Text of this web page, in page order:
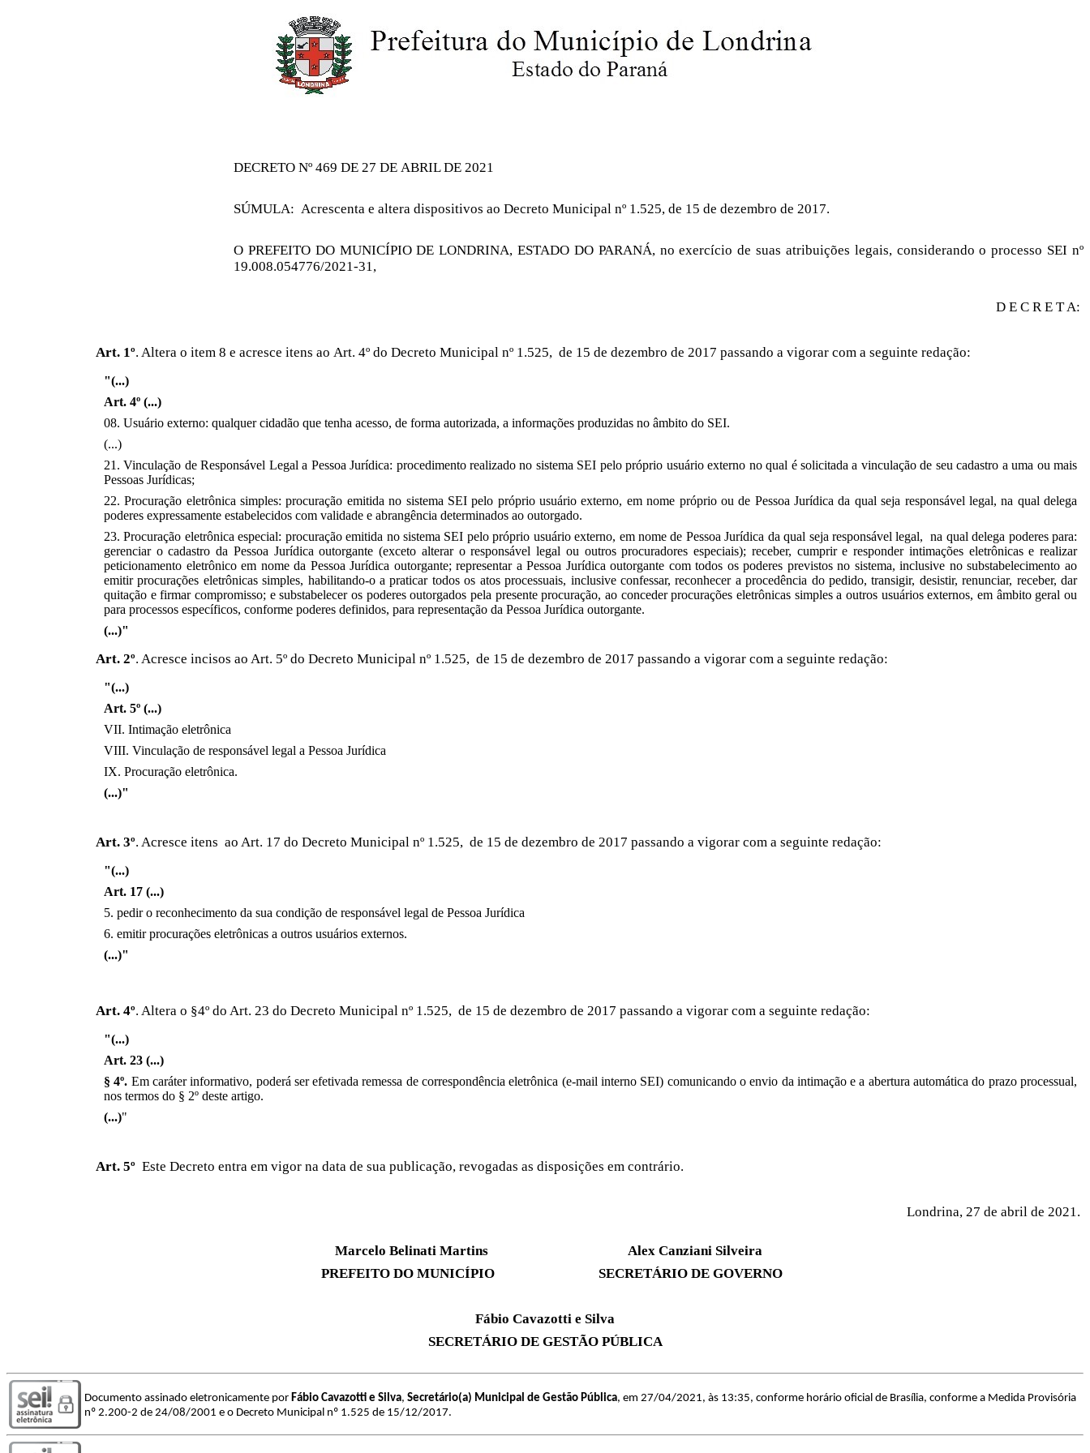
DECRETO Nº 469 DE 27 DE ABRILDE 2021
SÚMULA: Acrescenta e altera dispositivos ao Decreto Municipal nº 1.525, de 15 de dezembro de 2017.
O PREFEITO DO MUNICÍPIO DE LONDRINA, ESTADO DO PARANÁ, no exercício de suas atribuições legais, considerando o processo SEI nº
19.008.054776/2021-31,
D E C R E T A:
Art. 1º. Altera o item 8 e acresce itens ao Art. 4º do Decreto Municipal nº 1.525, de 15 de dezembro de 2017 passando a vigorar com a seguinte redação:
"(...)
Art. 4º (...)
08. Usuário externo: qualquer cidadão que tenha acesso, de forma autorizada, a informações produzidas no âmbito do SEI.
(...)
21. Vinculação de Responsável Legal a Pessoa Jurídica: procedimento realizado no sistema SEI pelo próprio usuário externo no qual é solicitada a vinculação de seu cadastro a uma ou mais
Pessoas Jurídicas;
22. Procuração eletrônica simples: procuração emitida no sistema SEI pelo próprio usuário externo, em nome próprio ou de Pessoa Jurídica da qual seja responsável legal, na qual delega
poderes expressamente estabelecidos com validade e abrangência determinados ao outorgado.
23. Procuração eletrônica especial: procuração emitida no sistema SEI pelo próprio usuário externo, em nome de Pessoa Jurídica da qual seja responsável legal, na qual delega poderes para:
gerenciar o cadastro da Pessoa Jurídica outorgante (exceto alterar o responsável legal ou outros procuradores especiais); receber, cumprir e responder intimações eletrônicas e realizar
peticionamento eletrônico em nome da Pessoa Jurídica outorgante; representar a Pessoa Jurídica outorgante com todos os poderes previstos no sistema, inclusive no substabelecimento ao
emitir procurações eletrônicas simples, habilitando-o a praticar todos os atos processuais, inclusive confessar, reconhecer a procedência do pedido, transigir, desistir, renunciar, receber, dar
quitação e firmar compromisso; e substabelecer os poderes outorgados pela presente procuração, ao conceder procurações eletrônicas simples a outros usuários externos, em âmbito geral ou
para processos específicos, conforme poderes definidos, para representação da Pessoa Jurídica outorgante.
(...)"
Art. 2º. Acresce incisos ao Art. 5º do Decreto Municipal nº 1.525, de 15 de dezembro de 2017 passando a vigorar com a seguinte redação:
"(...)
Art. 5º (...)
VII. Intimação eletrônica
VIII. Vinculação de responsável legal a Pessoa Jurídica
IX. Procuração eletrônica.
(...)"
Art. 3º. Acresce itens ao Art. 17 do Decreto Municipal nº 1.525, de 15 de dezembro de 2017 passando a vigorar com a seguinte redação:
"(...)
Art. 17 (...)
5. pedir o reconhecimento da sua condição de responsável legal de Pessoa Jurídica
6. emitir procurações eletrônicas a outros usuários externos.
(...)"
Art. 4º. Altera o §4º do Art. 23 do Decreto Municipal nº 1.525, de 15 de dezembro de 2017 passando a vigorar com a seguinte redação:
"(...)
Art. 23 (...)
§ 4º. Em caráter informativo, poderá ser efetivada remessa de correspondência eletrônica (e-mail interno SEI) comunicando o envio da intimação e a abertura automática do prazo processual,
nos termos do § 2º deste artigo.
(...)"
Art. 5º Este Decreto entra em vigor na data de sua publicação, revogadas as disposições em contrário.
Londrina, 27 de abril de 2021.
Marcelo Belinati Martins Alex Canziani Silveira
PREFEITO DO MUNICÍPIO SECRETÁRIO DE GOVERNO
Fábio Cavazotti e Silva
SECRETÁRIO DE GESTÃO PÚBLICA
Documento assinado eletronicamente por Fábio Cavazotti e Silva, Secretário(a) Municipal de Gestão Pública, em 27/04/2021, às 13:35, conforme horário oficial de Brasília, conforme a Medida Provisória
nº 2.200-2 de 24/08/2001 e o Decreto Municipal nº 1.525 de 15/12/2017.